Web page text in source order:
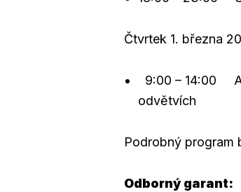
Čtvrtek 1. března
9:00 – 14:00
odvětvích
Podrobný program
Odborný garant: